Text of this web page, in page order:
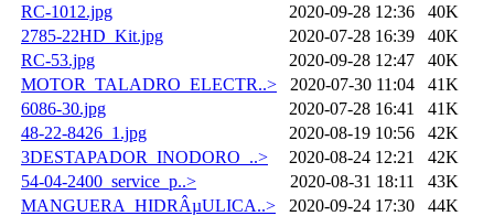
RC-1012.jpg
2020-09-28 12:36
40K
2785-22HD_Kit.jpg
2020-07-28 16:39
40K
RC-53.jpg
2020-09-28 12:47
40K
MOTOR_TALADRO_ELECTR..>
2020-07-30 11:04
41K
6086-30.jpg
2020-07-28 16:41
41K
48-22-8426_1.jpg
2020-08-19 10:56
42K
3DESTAPADOR_INODORO_..>
2020-08-24 12:21
42K
54-04-2400_service_p..>
2020-08-31 18:11
43K
MANGUERA_HIDRÂµULICA..>
2020-09-24 17:30
44K